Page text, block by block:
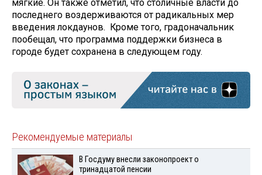
мягкие. Он также отметил, что столичные власти до
последнего воздерживаются от радикальных мер
введения локдаунов. Кроме того, градоначальник
пообещал, что программа поддержки бизнеса в
городе будет сохранена в следующем году.
Рекомендуемые материалы
В Госдуму внесли законопроект о
тринадцатой пенсии